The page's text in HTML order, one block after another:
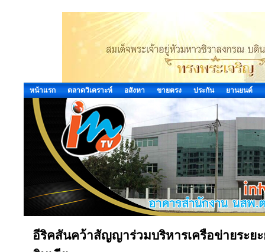
หน้าแรก ตลาดวิเคราะห์ อสังหา ขายตรง ประกัน ยานยนต์
อีริคสันคว้าสัญญาร่วมบริหารเครือข่ายระย